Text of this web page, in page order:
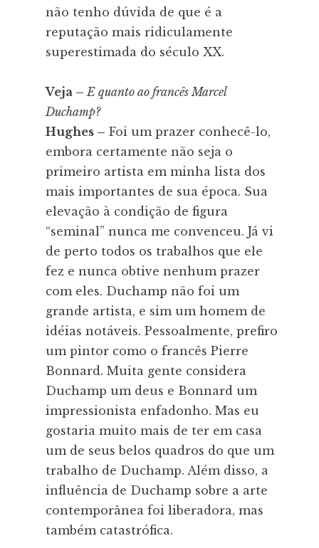
não tenho dúvida de que é a
reputação mais ridiculamente
superestimada do século XX.
Veja – E quanto ao francês Marcel
Duchamp?
Hughes – Foi um prazer conhecê-lo,
embora certamente não seja o
primeiro artista em minha lista dos
mais importantes de sua época. Sua
elevação à condição de figura
“seminal” nunca me convenceu. Já vi
de perto todos os trabalhos que ele
fez e nunca obtive nenhum prazer
com eles. Duchamp não foi um
grande artista, e sim um homem de
idéias notáveis. Pessoalmente, prefiro
um pintor como o francês Pierre
Bonnard. Muita gente considera
Duchamp um deus e Bonnard um
impressionista enfadonho. Mas eu
gostaria muito mais de ter em casa
um de seus belos quadros do que um
trabalho de Duchamp. Além disso, a
influência de Duchamp sobre a arte
contemporânea foi liberadora, mas
também catastrófica.